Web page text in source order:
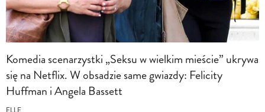
Komedia scenarzystki „Seksu w wielkim mieście” ukrywa
się na Netflix. W obsadzie same gwiazdy: Felicity
Huffman i Angela Bassett